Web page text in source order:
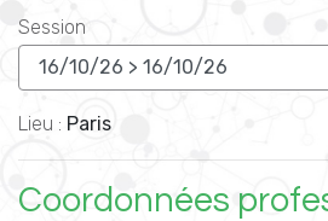
Session
Lieu : Paris
Coordonnées